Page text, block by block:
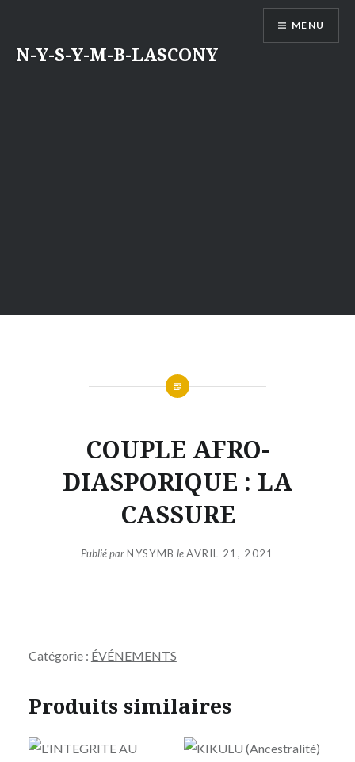
contenu
N-Y-S-Y-M-B-LASCONY
MENU
COUPLE AFRO-
DIASPORIQUE : LA
CASSURE
Publié parNYSYMB leAVRIL 21, 2021
Catégorie : ÉVÉNEMENTS
Produits similaires